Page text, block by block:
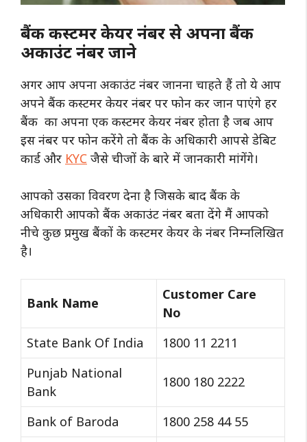
बैंक कस्टमर केयर नंबर से अपना बैंक
अकाउंट नंबर जाने
अगर आप अपना अकाउंट नंबर जानना चाहते हैं तो ये आप
अपने बैंक कस्टमर केयर नंबर पर फोन कर जान पाएंगे हर
बैंक का अपना एक कस्टमर केयर नंबर होता है जब आप
इस नंबर पर फोन करेंगे तो बैंक के अधिकारी आपसे डेबिट
कार्ड और KYC जैसे चीजों के बारे में जानकारी मांगेंगे।
आपको उसका विवरण देना है जिसके बाद बैंक के
अधिकारी आपको बैंक अकाउंट नंबर बता देंगे मैं आपको
नीचे कुछ प्रमुख बैंकों के कस्टमर केयर के नंबर निम्नलिखित
है।
Bank Name
Customer Care
No
State Bank Of India
1800 11 2211
Punjab National
Bank
1800 180 2222
Bank of Baroda
1800 258 44 55